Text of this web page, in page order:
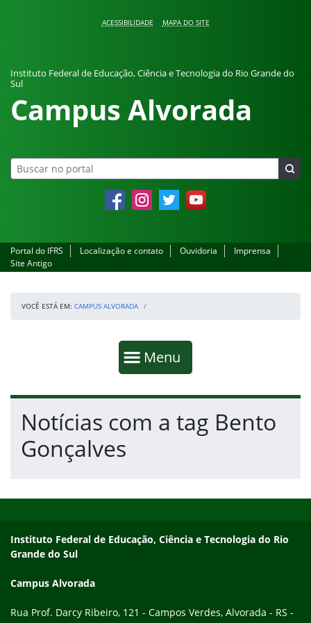
ACESSIBILIDADE MAPA DO SITE
Instituto Federal de Educação, Ciência e Tecnologia do Rio Grande do
Sul
Campus Alvorada
FacebookInstagramTwitter YouTube
Portal do IFRS Localização e contato Ouvidoria
Imprensa
Site Antigo
VOCÊ ESTÁ EM: CAMPUS ALVORADA
Mostrar
Menu
Fim da navegação
Início do conteúdo
Notícias com a tag Bento
Gonçalves
Endereço
Instituto Federal de Educação, Ciência e Tecnologia do Rio
Grande do Sul
Campus Alvorada
Rua Prof. Darcy Ribeiro, 121 - Campos Verdes, Alvorada - RS -